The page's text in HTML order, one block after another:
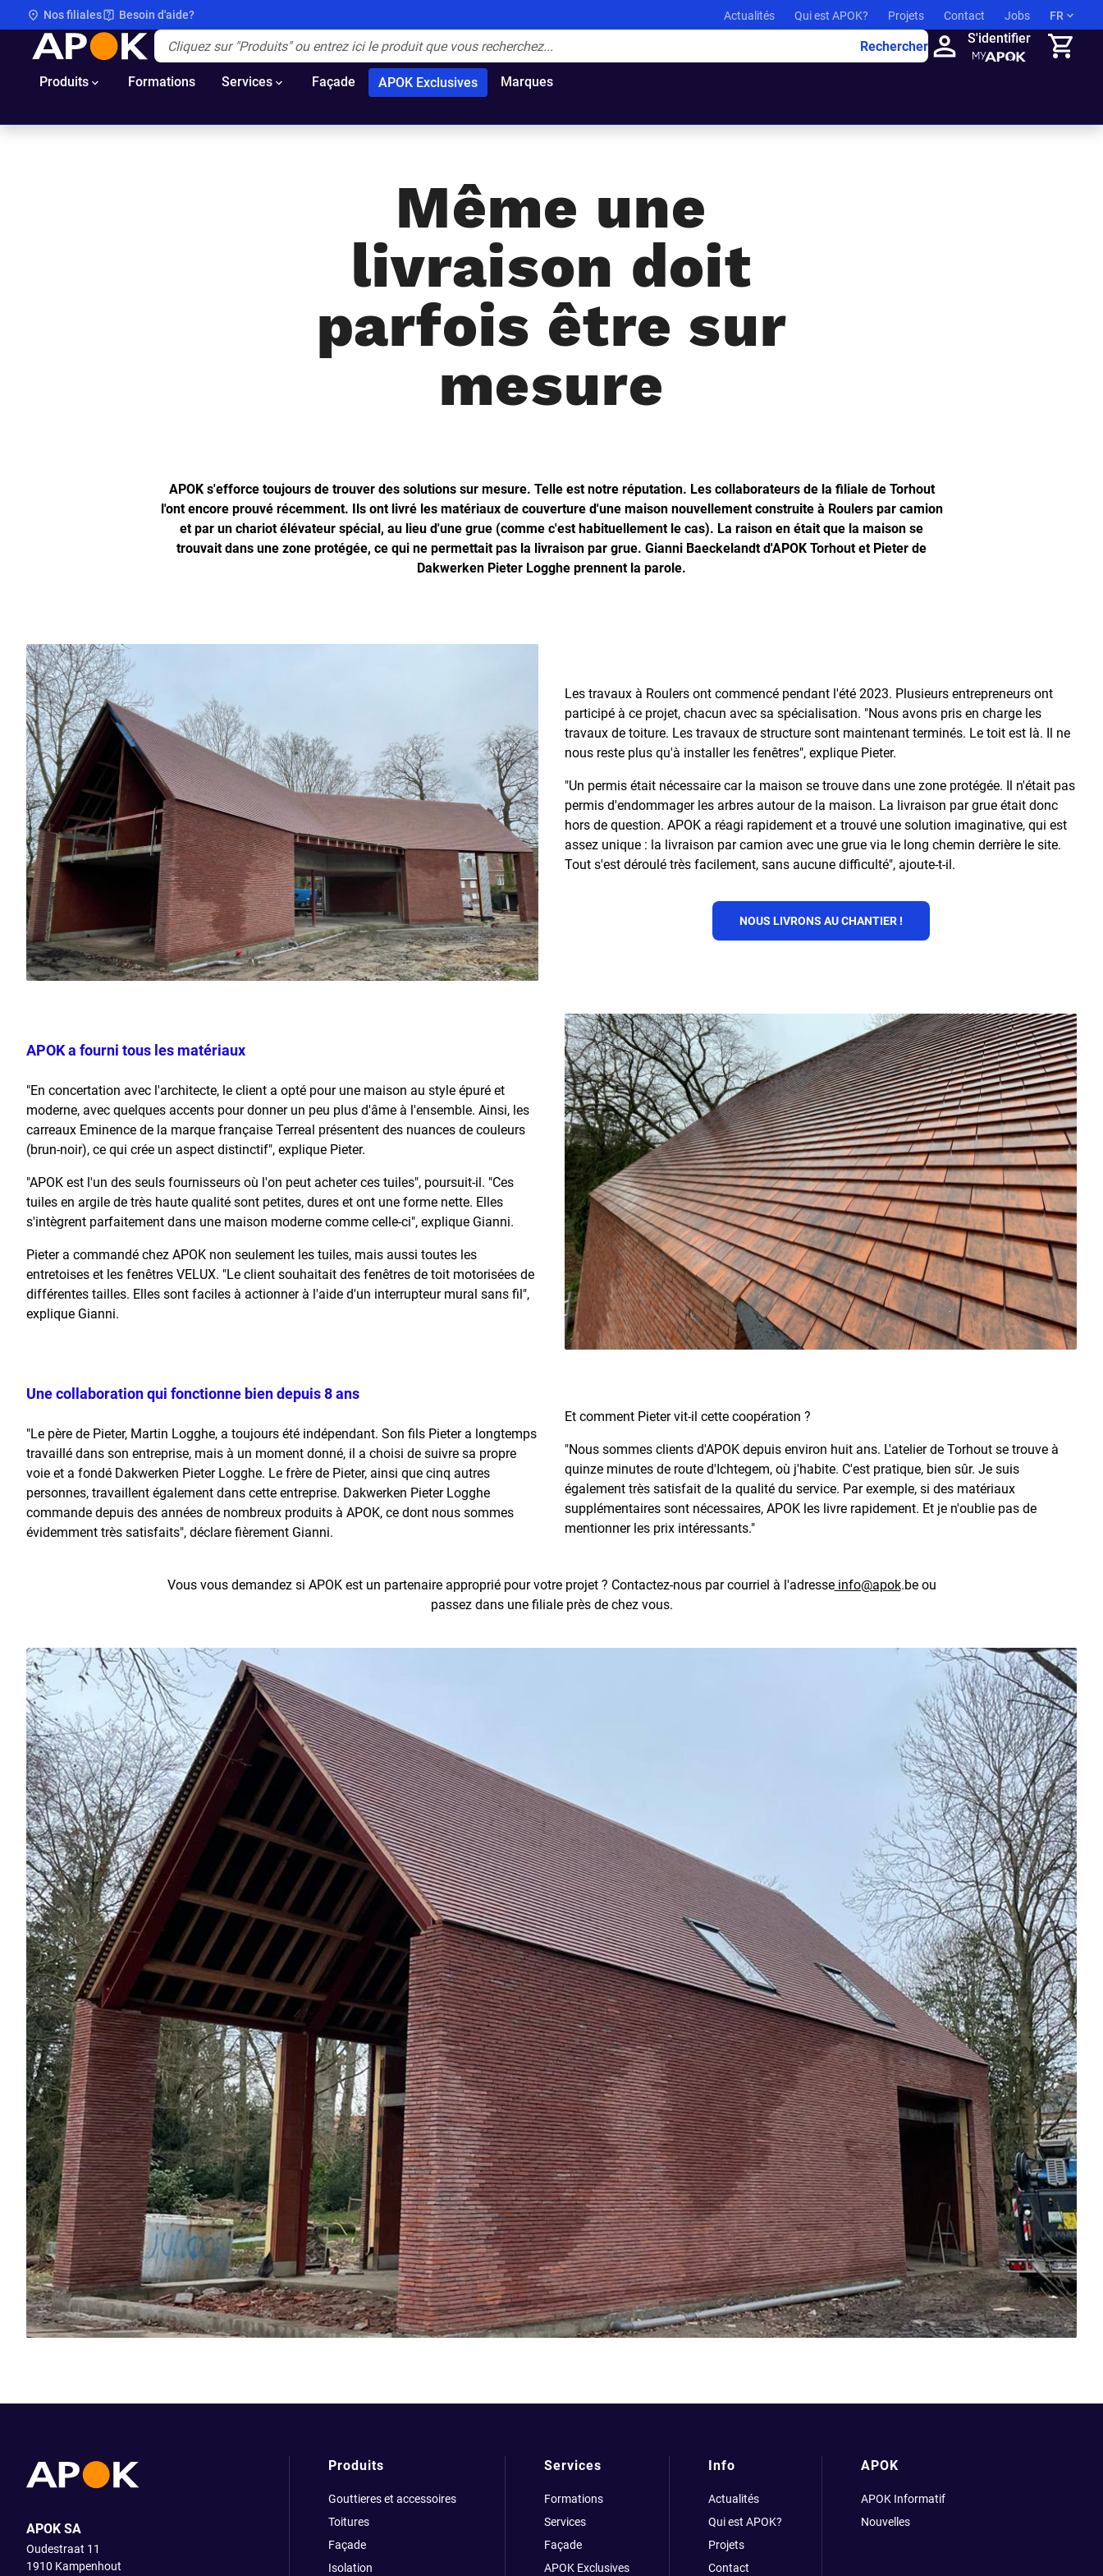
Nos filiales Besoin d'aide? Actualités Qui est APOK? Projets Contact Jobs FR
APOK Rechercher
S'identifier
Produits Formations Services Façade APOK Exclusives Marques
Même une
livraison doit
parfois être sur
mesure
APOK s'efforce toujours de trouver des solutions sur mesure. Telle est notre réputation. Les collaborateurs de la filiale de Torhout
l'ont encore prouvé récemment. Ils ont livré les matériaux de couverture d'une maison nouvellement construite à Roulers par camion
et par un chariot élévateur spécial, au lieu d'une grue (comme c'est habituellement le cas). La raison en était que la maison se
trouvait dans une zone protégée, ce qui ne permettait pas la livraison par grue. Gianni Baeckelandt d'APOK Torhout et Pieter de
Dakwerken Pieter Logghe prennent la parole.
Les travaux à Roulers ont commencé pendant l'été 2023. Plusieurs entrepreneurs ont
participé à ce projet, chacun avec sa spécialisation. "Nous avons pris en charge les
travaux de toiture. Les travaux de structure sont maintenant terminés. Le toit est là. Il ne
nous reste plus qu'à installer les fenêtres", explique Pieter.
"Un permis était nécessaire car la maison se trouve dans une zone protégée. Il n'était pas
permis d'endommager les arbres autour de la maison. La livraison par grue était donc
hors de question. APOK a réagi rapidement et a trouvé une solution imaginative, qui est
assez unique : la livraison par camion avec une grue via le long chemin derrière le site.
Tout s'est déroulé très facilement, sans aucune difficulté", ajoute-t-il.
NOUS LIVRONS AU CHANTIER !
APOK a fourni tous les matériaux
"En concertation avec l'architecte, le client a opté pour une maison au style épuré et
moderne, avec quelques accents pour donner un peu plus d'âme à l'ensemble. Ainsi, les
carreaux Eminence de la marque française Terreal présentent des nuances de couleurs
(brun-noir), ce qui crée un aspect distinctif", explique Pieter.
"APOK est l'un des seuls fournisseurs où l'on peut acheter ces tuiles", poursuit-il. "Ces
tuiles en argile de très haute qualité sont petites, dures et ont une forme nette. Elles
s'intègrent parfaitement dans une maison moderne comme celle-ci", explique Gianni.
Pieter a commandé chez APOK non seulement les tuiles, mais aussi toutes les
entretoises et les fenêtres VELUX. "Le client souhaitait des fenêtres de toit motorisées de
différentes tailles. Elles sont faciles à actionner à l'aide d'un interrupteur mural sans fil",
explique Gianni.
Une collaboration qui fonctionne bien depuis 8 ans
"Le père de Pieter, Martin Logghe, a toujours été indépendant. Son fils Pieter a longtemps
travaillé dans son entreprise, mais à un moment donné, il a choisi de suivre sa propre
voie et a fondé Dakwerken Pieter Logghe. Le frère de Pieter, ainsi que cinq autres
personnes, travaillent également dans cette entreprise. Dakwerken Pieter Logghe
commande depuis des années de nombreux produits à APOK, ce dont nous sommes
évidemment très satisfaits", déclare fièrement Gianni.
Et comment Pieter vit-il cette coopération ?
"Nous sommes clients d'APOK depuis environ huit ans. L'atelier de Torhout se trouve à
quinze minutes de route d'Ichtegem, où j'habite. C'est pratique, bien sûr. Je suis
également très satisfait de la qualité du service. Par exemple, si des matériaux
supplémentaires sont nécessaires, APOK les livre rapidement. Et je n'oublie pas de
mentionner les prix intéressants."
Vous vous demandez si APOK est un partenaire approprié pour votre projet ? Contactez-nous par courriel à l'adresseinfo@apok.be ou
passez dans une filiale près de chez vous.
APOK SA
Oudestraat 11
1910 Kampenhout
Produits
Gouttieres et accessoires
Toitures
Façade
Isolation
Services
Formations
Services
Façade
APOK Exclusives
Info
Actualités
Qui est APOK?
Projets
Contact
APOK
APOK Informatif
Nouvelles